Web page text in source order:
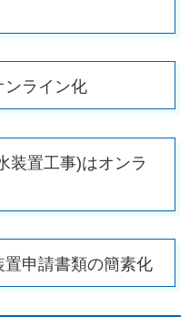
ンライン化
装置工事)はオンラ
申請書類の簡素化